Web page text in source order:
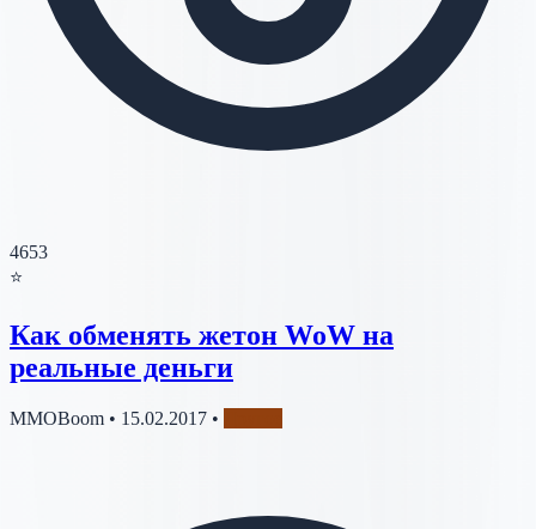
4653
⭐
Как обменять жетон WoW на
реальные деньги
MMOBoom • 15.02.2017 •